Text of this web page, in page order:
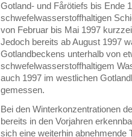
Gotland- und Fårötiefs bis Ende
schwefelwasserstoffhaltigen
von Februar bis Mai 1997
Jedoch bereits ab August 1997
Gotlandbeckens unterhalb von
schwefelwasserstoffhaltigem
auch 1997 im westlichen
gemessen.
Bei den Winterkonzentrationen
bereits in den Vorjahren
sich eine weiterhin abnehmende